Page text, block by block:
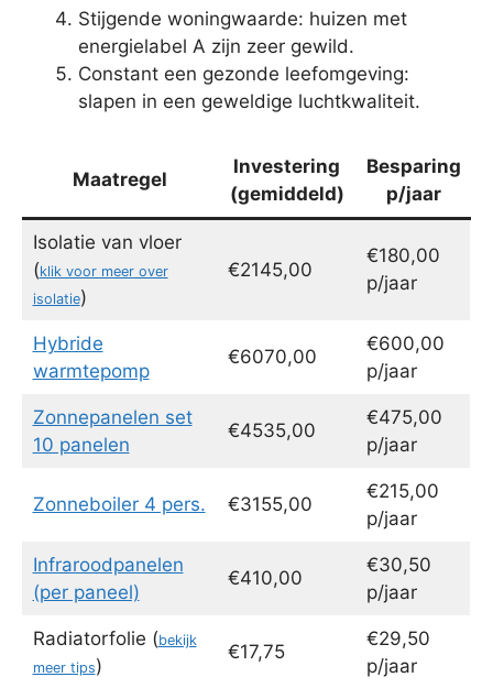
Stijgende woningwaarde: huizen met
energielabel A zijn zeer gewild.
Constant een gezonde leefomgeving:
slapen in een geweldige luchtkwaliteit.
Maatregel
Investering
(gemiddeld)
Besparing
p/jaar
Isolatie van vloer
(klik voor meer over
isolatie)
€2145,00
€180,00
p/jaar
Hybride
warmtepomp
€6070,00
€600,00
p/jaar
Zonnepanelen set
10 panelen
€4535,00
€475,00
p/jaar
Zonneboiler 4 pers. €3155,00
€215,00
p/jaar
Infraroodpanelen
(per paneel)
€410,00
€30,50
p/jaar
Radiatorfolie (bekijk
meer tips)
€17,75
€29,50
p/jaar